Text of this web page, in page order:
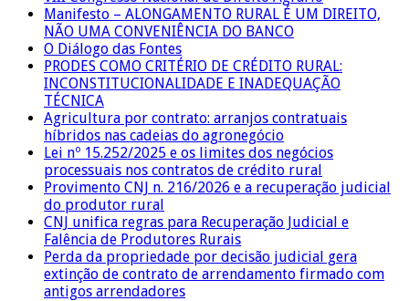
Manifesto – ALONGAMENTO RURAL É UM DIREITO,
NÃO UMA CONVENIÊNCIA DO BANCO
O Diálogo das Fontes
PRODES COMO CRITÉRIO DE CRÉDITO RURAL:
INCONSTITUCIONALIDADE E INADEQUAÇÃO
TÉCNICA
Agricultura por contrato: arranjos contratuais
híbridos nas cadeias do agronegócio
Lei nº 15.252/2025 e os limites dos negócios
processuais nos contratos de crédito rural
Provimento CNJ n. 216/2026 e a recuperação judicial
do produtor rural
CNJ unifica regras para Recuperação Judicial e
Falência de Produtores Rurais
Perda da propriedade por decisão judicial gera
extinção de contrato de arrendamento firmado com
antigos arrendadores